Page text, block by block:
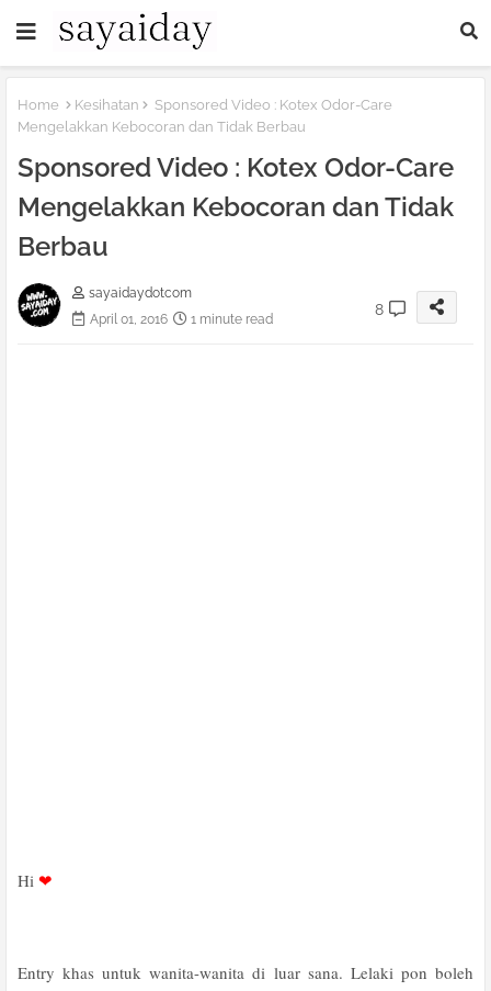
Home Kesihatan
Sponsored Video : Kotex Odor-Care
Mengelakkan Kebocoran dan Tidak Berbau
Sponsored Video : Kotex Odor-Care
Mengelakkan Kebocoran dan Tidak
Berbau
sayaidaydotcom
April 01, 2016
1 minute read
8
Hi ❤
Entry khas untuk wanita-wanita di luar sana. Lelaki pon boleh